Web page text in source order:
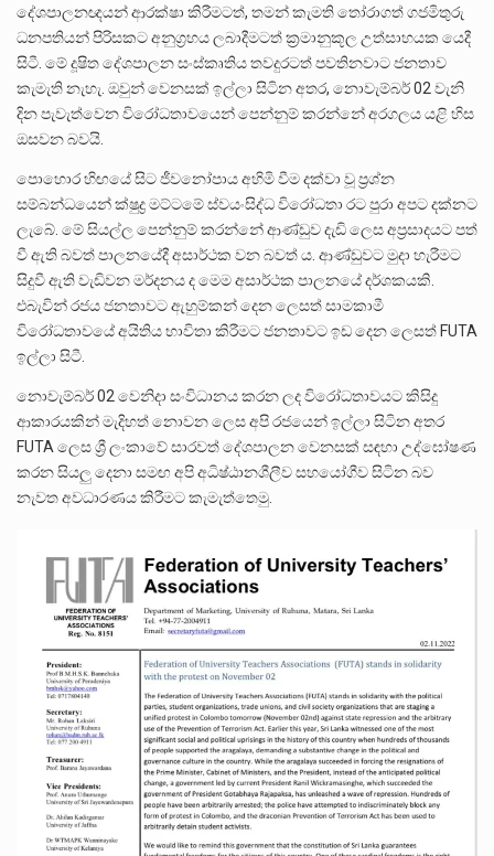
දේශපාලනඥයන් ආරක්ෂා කිරීමටත්, තමන් කැමති තෝරාගත් ගජමිතුරු
ධනපතියන් පිරිසකට අනුග්‍රහය ලබාදීමටත් ක්‍රමානුකූල උත්සාහයක යෙදී
සිටී. මේ දූෂිත දේශපාලන සංස්කෘතිය තවදුරටත් පවතිනවාට ජනතාව
කැමැති නැහැ. ඔවුන් වෙනසක් ඉල්ලා සිටින අතර, නොවැම්බර් 02 වැනි
දින පැවැත්වෙන විරෝධතාවයෙන් පෙන්නුම් කරන්නේ අරගලය යළි හිස
ඔසවන බවයි.
පොහොර හිඟයේ සිට ජීවනෝපාය අහිමි වීම දක්වා වූ ප්‍රශ්න
සම්බන්ධයෙන් ක්ෂුද්‍ර මට්ටමේ ස්වයංසිද්ධ විරෝධතා රට පුරා අපට දක්නට
ලැබේ. මේ සියල්ල පෙන්නුම් කරන්නේ ආණ්ඩුව දැඩි ලෙස අප‍්‍රසාදයට පත්
වී ඇති බවත් පාලනයේදී අසාර්ථක වන බවත් ය. ආණ්ඩුවට මුදා හැරීමට
සිදුවී ඇති වැඩිවන මර්දනය ද මෙම අසාර්ථක පාලනයේ දර්ශකයකි.
එබැවින් රජය ජනතාවට ඇහුම්කන් දෙන ලෙසත් සාමකාමී
විරෝධතාවයේ අයිතිය භාවිතා කිරීමට ජනතාවට ඉඩ දෙන ලෙසත් FUTA
ඉල්ලා සිටී.
නොවැම්බර් 02 වෙනිදා සංවිධානය කරන ලද විරෝධතාවයට කිසිදු
ආකාරයකින් මැදිහත් නොවන ලෙස අපි රජයෙන් ඉල්ලා සිටින අතර
FUTA ලෙස ශ්‍රී ලංකාවේ සාරවත් දේශපාලන වෙනසක් සඳහා උද්ඝෝෂණ
කරන සියලු දෙනා සමඟ අපි අධිෂ්ඨානශීලීව සහයෝගීව සිටින බව
නැවත අවධාරණය කිරීමට කැමැත්තෙමු.